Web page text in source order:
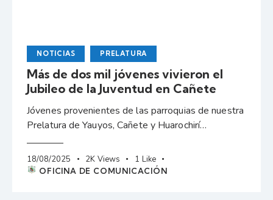
NOTICIAS PRELATURA
Más de dos mil jóvenes vivieron el
Jubileo de la Juventud en Cañete
Jóvenes provenientes de las parroquias de nuestra
Prelatura de Yauyos, Cañete y Huarochirí…
18/08/2025 2K Views 1 Like
OFICINA DE COMUNICACIÓN